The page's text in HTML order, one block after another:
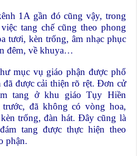
1A gần đó cũng vậy, trong
tang chế cũng theo phong
tươi, kèn trống, âm nhạc phục
đêm, về khuya…
mục vụ giáo phận được phổ
đã được cải thiện rõ rệt. Đơn cử
tang ở khu giáo Tụy Hiền
đã không có vòng hoa,
trống, đàn hát. Đây cũng là
tang được thực hiện theo
phận.